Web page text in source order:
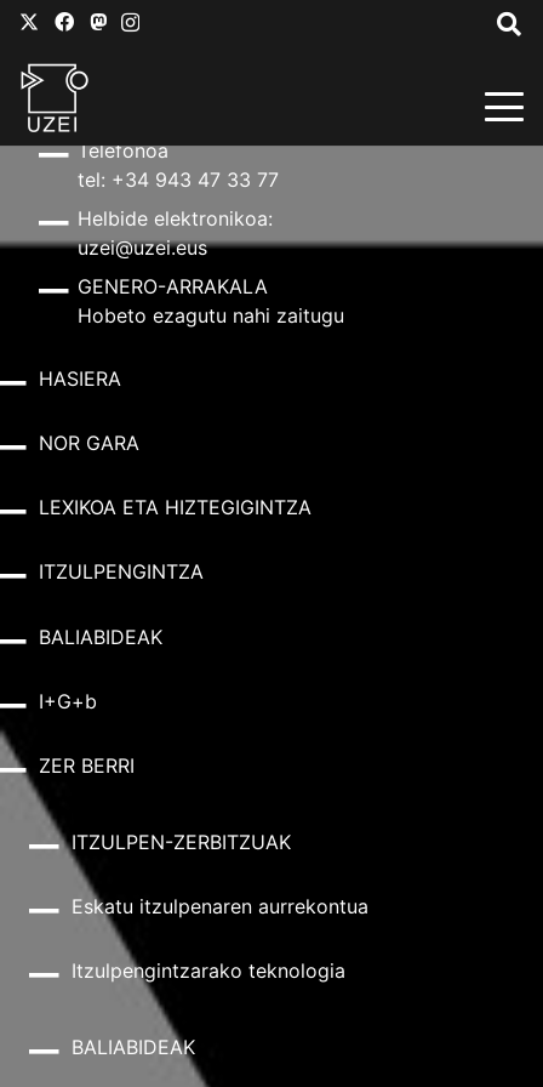
Helbidea
Telefonoa
tel: +34 943 47 33 77
Helbide elektronikoa:
uzei@uzei.eus
GENERO-ARRAKALA
Hobeto ezagutu nahi zaitugu
HASIERA
NOR GARA
LEXIKOA ETA HIZTEGIGINTZA
ITZULPENGINTZA
BALIABIDEAK
I+G+b
ZER BERRI
ITZULPEN-ZERBITZUAK
Eskatu itzulpenaren aurrekontua
Itzulpengintzarako teknologia
BALIABIDEAK